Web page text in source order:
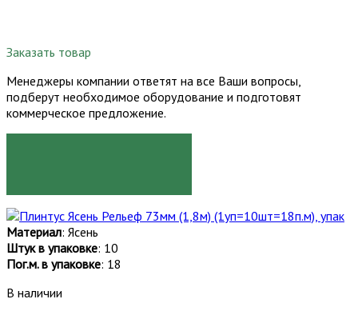
Заказать товар
Менеджеры компании ответят на все Ваши вопросы,
подберут необходимое оборудование и подготовят
коммерческое предложение.
Материал: Ясень
Штук в упаковке: 10
Пог.м. в упаковке: 18
В наличии